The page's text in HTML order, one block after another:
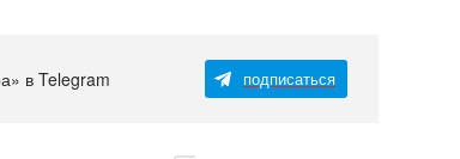
в Telegram подписаться